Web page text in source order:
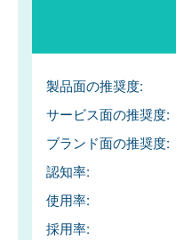
製品面の推奨度:
サービス面の推奨度:
ブランド面の推奨度:
認知率:
使用率:
採用率: